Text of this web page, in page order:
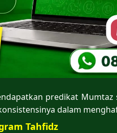
predikat Mumtaz
dalam
Tahfidz